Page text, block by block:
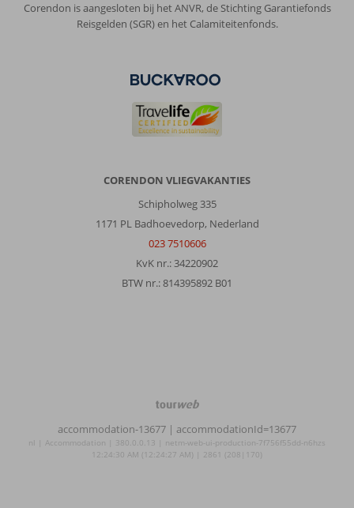
Corendon is aangesloten bij het ANVR, de Stichting Garantiefonds
Reisgelden (SGR) en het Calamiteitenfonds.
CORENDON VLIEGVAKANTIES
Schipholweg 335
1171 PL Badhoevedorp, Nederland
023 7510606
KvK nr.: 34220902
BTW nr.: 814395892 B01
TourWeb
NetMatch
accommodation-13677 | accommodationId=13677
nl | Accommodation | 380.0.0.13 | netm-web-ui-production-7f756f55dd-n6hzs
12:24:30 AM (12:24:27 AM) | 2861 (208|170)